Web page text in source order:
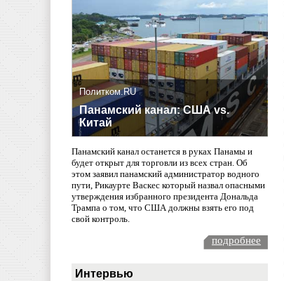
Политком.RU
Панамский канал: США vs.
Китай
Панамский канал останется в руках Панамы и
будет открыт для торговли из всех стран. Об
этом заявил панамский администратор водного
пути, Рикаурте Васкес который назвал опасными
утверждения избранного президента Дональда
Трампа о том, что США должны взять его под
свой контроль.
подробнее
Интервью